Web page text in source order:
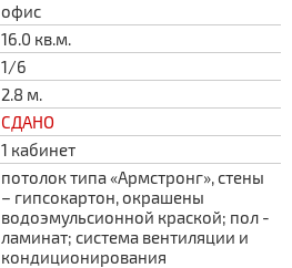
офис
16.0 кв.м.
1/6
2.8 м.
СДАНО
1 кабинет
потолок типа «Армстронг», стены
– гипсокартон, окрашены
водоэмульсионной краской; пол -
ламинат; система вентиляции и
кондиционирования